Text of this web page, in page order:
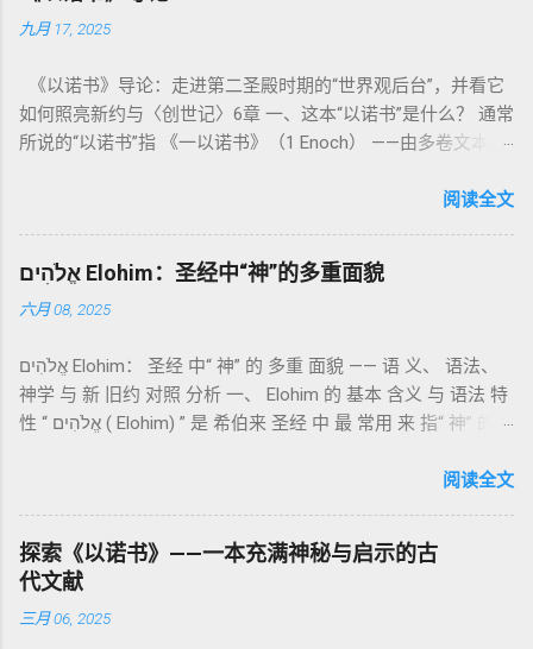
整卷书的中心神学。希伯来文“קָדוֹשׁ”（kadosh）不仅意味着道
德上的圣洁，更意味着“分别出来”、“归属于神”。 《利未记》教
中活出“圣洁”。圣洁不仅是内心态度，更是生活方式。 二、献
祭制度：与神相交的通道 前七章详细描述五种祭： 燔祭
（olah）：全然献上，象征奉献与赎罪； 素祭 （minchah）：
团契的象征； 赎罪祭 （chatat）：针对无意之罪的遮盖； 赎愆
祭 （asham）：针对特定罪行的赔偿与赎回。 这些制度不是单
纯宗教仪式，而是 神提供给罪人恢复关系的方式 。 希伯来文
祂的子民得洁净并维系同在。 三、祭司制度与敬拜秩序 亚伦与
记》强调他们的洁净、服饰、行为都必须与神的圣洁相称。 祭
司是 圣所的看守者、律法的教导者与百姓的代求者 。他们的失
败（如拿答与亚比户擅献凡火）立刻带来神的审判（利10
限 第11–15章讲述关于食物、疾病（如大麻风）、体液等“洁净
与不洁”的律例。其目的不是为了迷信或隔离，而是建立 圣洁与
秩序感 ，帮助以色列人活在神的同在中。 “洁净”不是等同于“无
罪”，而是不妨碍与神交往的状态。圣所是神居住之地，进入必
16章描述每年一次的“赎罪日”（Yom Kippur），大祭司进入至
九月 17, 2025
《以诺书》导论：走进第二圣殿时期的“世界观后台”，并看它
如何照亮新约与〈创世记〉6章 一、这本“以诺书”是什么？ 通常
所说的“以诺书”指 《一以诺书》（1 Enoch） ——由多卷文本构
世纪），虽不在犹太/基督教主流正典之内（ 埃塞俄比亚正教
吉兹语（埃塞俄比亚语） 保存， 死海古卷 出土了多份 阿拉姆
语 残卷，另有 希腊文 片段，显示其广泛流传。 《一以诺书》
大体由五部分组成（作者与年代各异）： 《守望者之书》（1–
通婚、巨人（尼非利人）的出现，以及神对其囚禁与审判。
《比喻/相似喻之书》（37–71） ：频繁出现“ 那位人子/拣选
者/义者 ”，刻画末世审判与王权。 《天文之书》（72–82） ：
：以异象回顾以色列史并预示末世。 《以诺书信》（91–108）
：智慧训诫、“祸哉”、义人与恶人的结局等。 提示：另有《二
以诺书》（斯拉夫文）与《三以诺书》（希伯来文），属更晚
期以诺传统，不等同于《一以诺书》。 二、为什么重要？——
呼应 犹大书14–15 几乎逐字引 1 Enoch 1:9（“主带着千万圣者
阅读全文
אֱלֹהִים Elohim：圣经中“神”的多重面貌
六月 08, 2025
אֱלֹהִים Elohim： 圣经 中“ 神” 的 多重 面貌 —— 语 义、 语法、
神学 与 新 旧约 对照 分析 一、 Elohim 的 基本 含义 与 语法 特
性 “ אֱלֹהִים ( Elohim) ” 是 希伯来 圣经 中 最 常用 来 指“ 神” 的
者”。 ✦ 语法 现象： Elohim 是 一个 复数 形式 （“- im” 后
世 记 1: 1）； 在 其他 语 境 中也 可 用于 复数 意义， 如 指 多
神、 属 灵 存在、 审判 官 等； 因此， 需 借助 上下文 判断 语
义 和 神学 定位 。 二、 希伯来 圣经 中 Elohim 的 主要 用法 与
示例 分类 类型 用法 说明 示例 经文 含义 1. 真神 指 以色列 的
阅读全文
探索《以诺书》——一本充满神秘与启示的古
代文献
三月 06, 2025